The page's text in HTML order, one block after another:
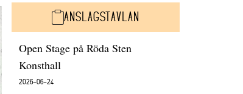
ANSLAGSTAVLAN
Open Stage på Röda Sten
Konsthall
2026-06-24